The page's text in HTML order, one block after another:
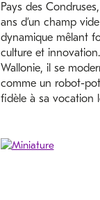
Pays des
ans d’un champ
dynamique mêlant
culture et
Wallonie, il se
comme un robot-
fidèle à sa vocation